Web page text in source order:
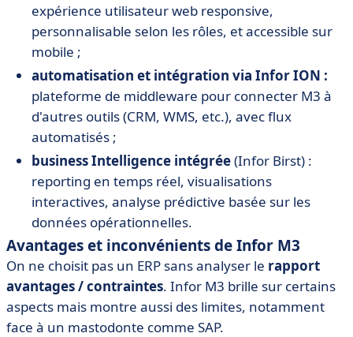
expérience utilisateur web responsive,
personnalisable selon les rôles, et accessible sur
mobile ;
automatisation et intégration via Infor ION :
plateforme de middleware pour connecter M3 à
d'autres outils (CRM, WMS, etc.), avec flux
automatisés ;
business Intelligence intégrée(Infor Birst) :
reporting en temps réel, visualisations
interactives, analyse prédictive basée sur les
données opérationnelles.
Avantages et inconvénients de Infor M3
On ne choisit pas un ERP sans analyser le rapport
avantages / contraintes. Infor M3 brille sur certains
aspects mais montre aussi des limites, notamment
face à un mastodonte comme SAP.